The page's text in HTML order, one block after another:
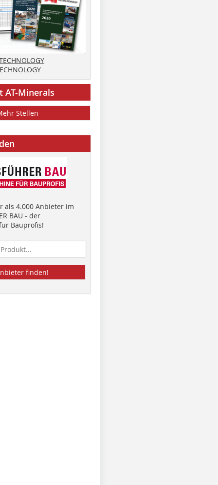
AT-Minerals
Stellen
als 4.000 Anbieter im
BAU - der
Bauprofis!
finden!